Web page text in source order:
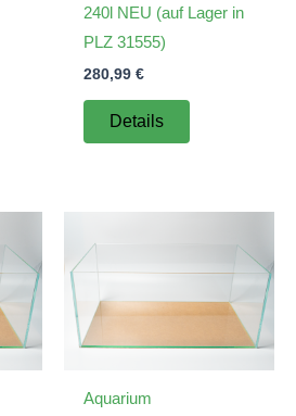
240l NEU (auf Lager in
PLZ 31555)
280,99 €
Details
Aquarium